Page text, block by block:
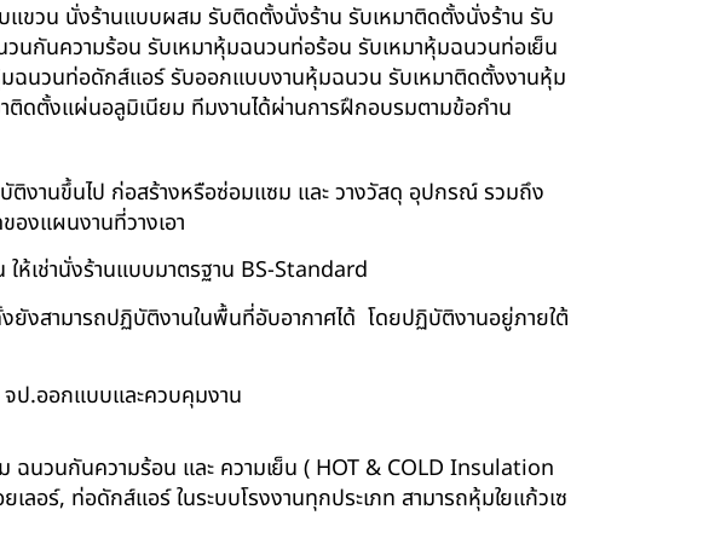
แขวน นั่งร้านแบบผสม รับติดตั้งนั่งร้าน รับเหมาติดตั้งนั่งร้าน รับ
กันความร้อน รับเหมาหุ้มฉนวนท่อร้อน รับเหมาหุ้มฉนวนท่อเย็น
ฉนวนท่อดักส์แอร์ รับออกแบบงานหุ้มฉนวน รับเหมาติดตั้งงานหุ้ม
ดตั้งแผ่นอลูมิเนียม ทีมงานได้ผ่านการฝึกอบรมตามข้อกำน
ติงานขึ้นไป ก่อสร้างหรือซ่อมแซม และ วางวัสดุ อุปกรณ์ รวมถึง
องแผนงานที่วางเอา
เช่านั่งร้านแบบมาตรฐาน BS-Standard
งสามารถปฏิบัติงานในพื้นที่อับอากาศได้ โดยปฏิบัติงานอยู่ภายใต้
ป.ออกแบบและควบคุมงาน
ฉนวนกันความร้อน และ ความเย็น ( HOT & COLD Insulation
ร์, ท่อดักส์แอร์ ในระบบโรงงานทุกประเภท สามารถหุ้มใยแก้วเซ